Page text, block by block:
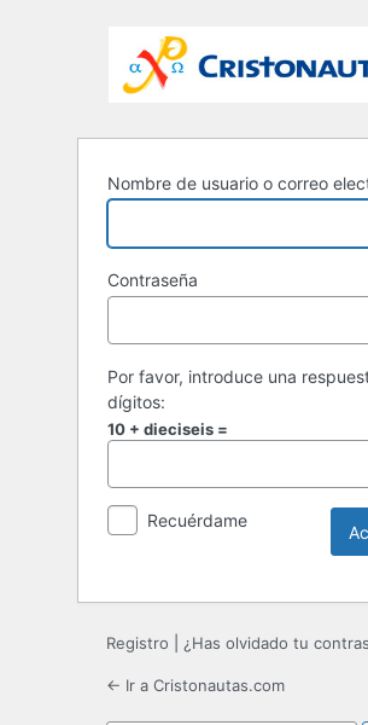
Nombre de usuario o correo
Contraseña
Por favor, introduce una
dígitos:
10 + dieciseis =
Recuérdame
Registro ¿Has olvidado tu
← Ir a Cristonautas.com